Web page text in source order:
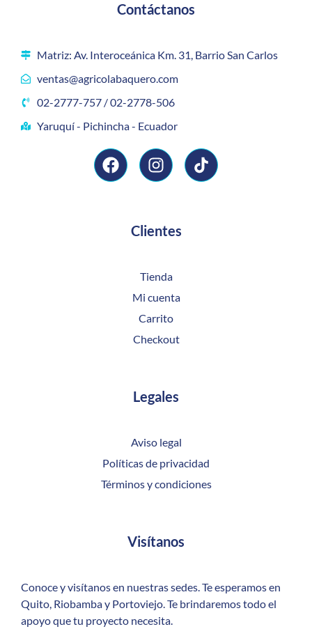
Contáctanos
Matriz: Av. Interoceánica Km. 31, Barrio San Carlos
ventas@agricolabaquero.com
02-2777-757 / 02-2778-506
Yaruquí - Pichincha - Ecuador
Clientes
Tienda
Mi cuenta
Carrito
Checkout
Legales
Aviso legal
Políticas de privacidad
Términos y condiciones
Visítanos
Conoce y visítanos en nuestras sedes. Te esperamos en
Quito, Riobamba y Portoviejo. Te brindaremos todo el
apoyo que tu proyecto necesita.